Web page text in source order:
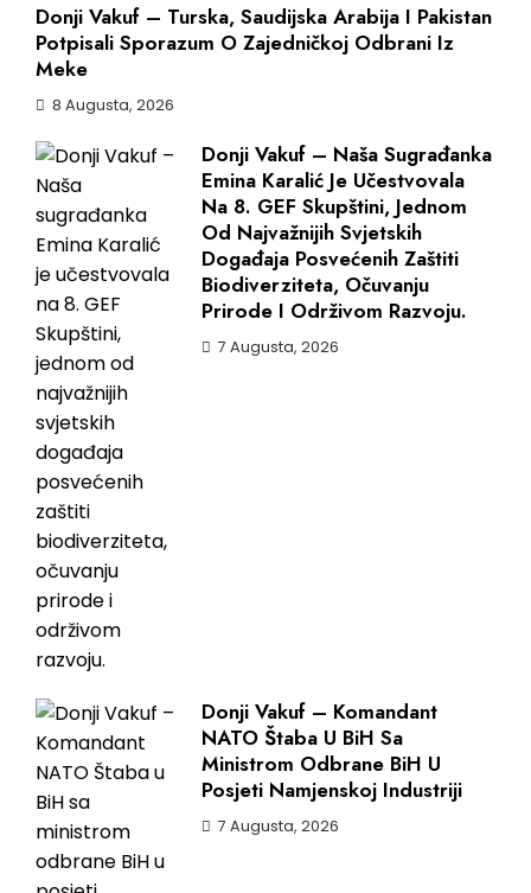
Donji Vakuf – Turska, Saudijska Arabija I Pakistan
Potpisali Sporazum O Zajedničkoj Odbrani Iz
Meke
8 Augusta, 2026
Donji Vakuf – Naša Sugrađanka
Emina Karalić Je Učestvovala
Na 8. GEF Skupštini, Jednom
Od Najvažnijih Svjetskih
Događaja Posvećenih Zaštiti
Biodiverziteta, Očuvanju
Prirode I Održivom Razvoju.
7 Augusta, 2026
Donji Vakuf – Komandant
NATO Štaba U BiH Sa
Ministrom Odbrane BiH U
Posjeti Namjenskoj Industriji
7 Augusta, 2026